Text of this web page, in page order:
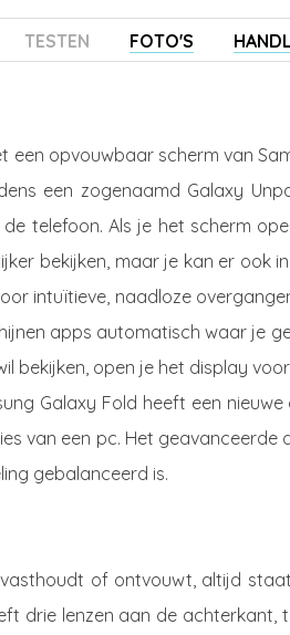
TESTEN FOTO'S
opvouwbaar scherm van
een zogenaamd Galaxy
telefoon. Als je het scherm
bekijken, maar je kan er ook
intuïtieve, naadloze
apps automatisch waar je
bekijken, open je het display
Galaxy Fold heeft een
van een pc. Het
gebalanceerd is.
of ontvouwt, altijd
drie lenzen aan de achterkant,